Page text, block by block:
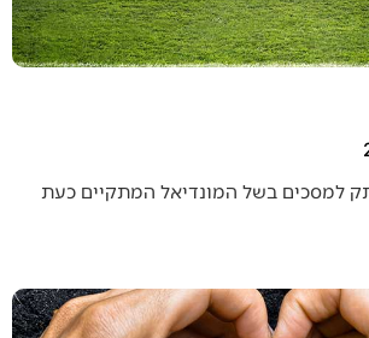
למסכים בשל המונדיאל המתקיים כעת